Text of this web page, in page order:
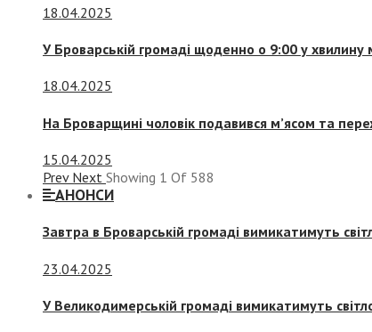
18.04.2025
У Броварській громаді щоденно о 9:00 у
18.04.2025
На Броварщині чоловік подавився м’ясом та
15.04.2025
Prev Next Showing 1 Of 588
АНОНСИ
Завтра в Броварській громаді вимикатимуть
23.04.2025
У Великодимерській громаді вимикатимуть